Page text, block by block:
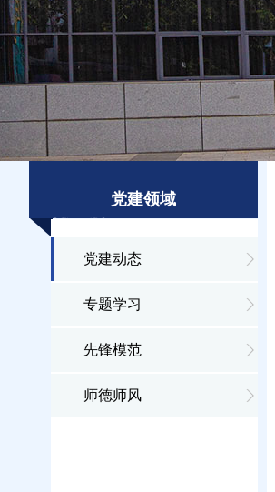
党建领域
党建动态
专题学习
先锋模范
师德师风